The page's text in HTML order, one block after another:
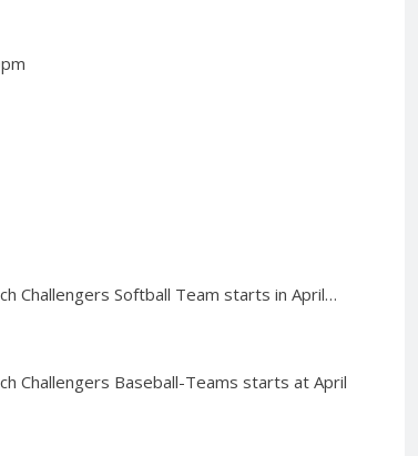
Challengers Softball Team starts in April…
Challengers Baseball-Teams starts at April